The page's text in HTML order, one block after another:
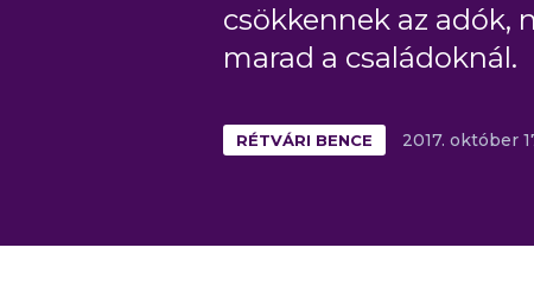
csökkennek az adók,
marad a családoknál.
RÉTVÁRI BENCE 2017. október